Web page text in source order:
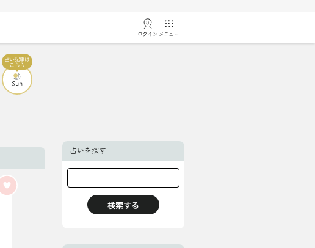
ログイン メニュー
占いを探す